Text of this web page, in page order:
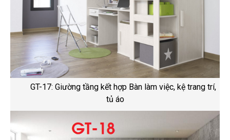
GT-17: Giường tầng kết hợp Bàn làm việc, kệ trang trí,
tủ áo